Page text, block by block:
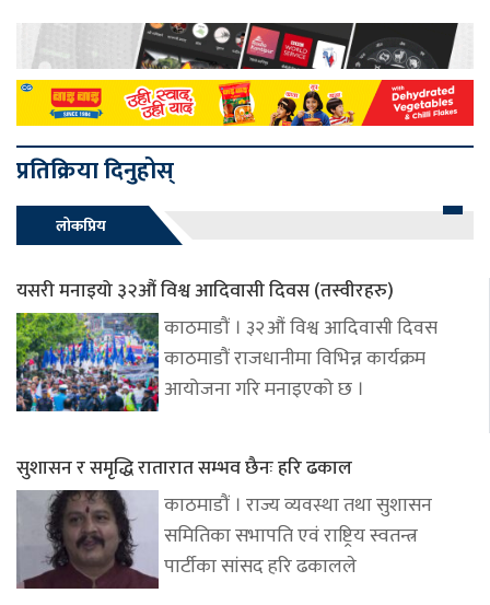
प्रतिक्रिया दिनुहोस्
लोकप्रिय
यसरी मनाइयो ३२औं विश्व आदिवासी दिवस (तस्वीरहरु)
काठमाडौं । ३२औं विश्व आदिवासी दिवस
काठमाडौं राजधानीमा विभिन्न कार्यक्रम
आयोजना गरि मनाइएको छ ।
सुशासन र समृद्धि रातारात सम्भव छैनः हरि ढकाल
काठमाडौं । राज्य व्यवस्था तथा सुशासन
समितिका सभापति एवं राष्ट्रिय स्वतन्त्र
पार्टीका सांसद हरि ढकालले